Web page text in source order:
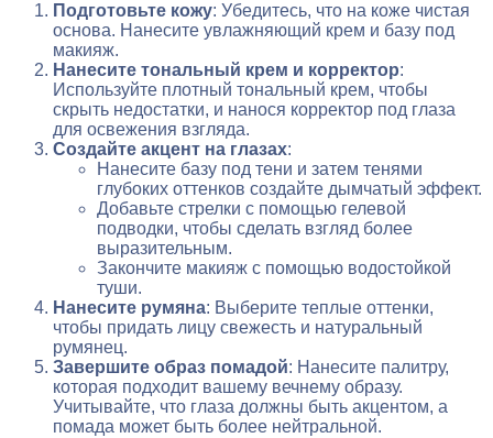
Подготовьте кожу: Убедитесь, что на коже чистая
основа. Нанесите увлажняющий крем и базу под
макияж.
Нанесите тональный крем и корректор:
Используйте плотный тональный крем, чтобы
скрыть недостатки, и нанося корректор под глаза
для освежения взгляда.
Создайте акцент на глазах:
Нанесите базу под тени и затем тенями
глубоких оттенков создайте дымчатый эффект.
Добавьте стрелки с помощью гелевой
подводки, чтобы сделать взгляд более
выразительным.
Закончите макияж с помощью водостойкой
туши.
Нанесите румяна: Выберите теплые оттенки,
чтобы придать лицу свежесть и натуральный
румянец.
Завершите образ помадой: Нанесите палитру,
которая подходит вашему вечнему образу.
Учитывайте, что глаза должны быть акцентом, а
помада может быть более нейтральной.